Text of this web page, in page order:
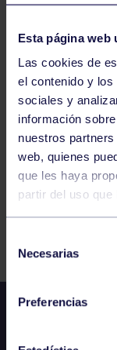
Esta página web
Las cookies de
el contenido y
sociales y
información
nuestros
web, quienes
que les haya
partir del uso
Necesarias
Preferencias
15:00h
LIGA NORTE
JOLASETA
227